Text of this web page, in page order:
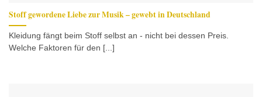
Stoff gewordene Liebe zur Musik – gewebt in Deutschland
Kleidung fängt beim Stoff selbst an - nicht bei dessen Preis.
Welche Faktoren für den [...]